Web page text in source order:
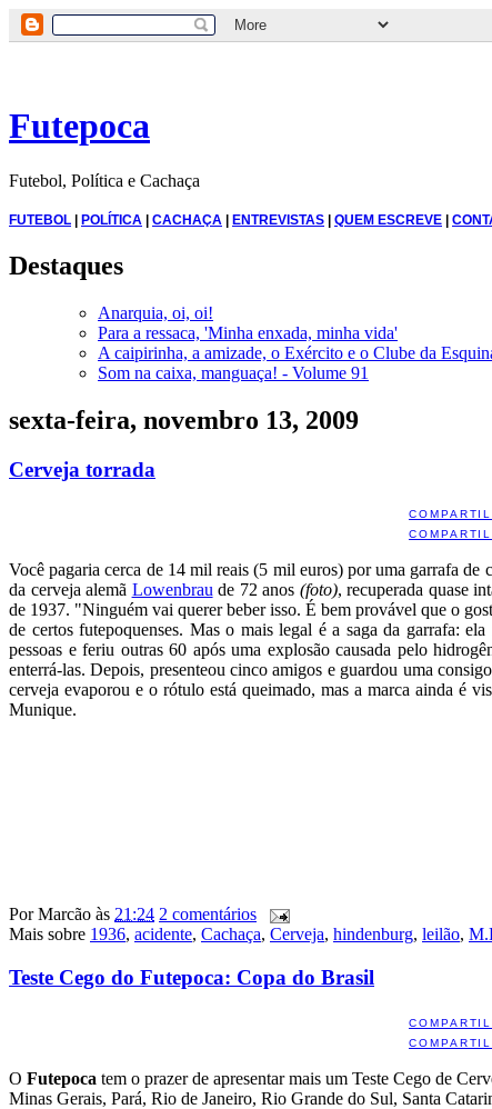
Futepoca
Futebol, Política e Cachaça
FUTEBOL | POLÍTICA | CACHAÇA | ENTREVISTAS | QUEM ESCREVE |
Destaques
Anarquia, oi, oi!
Para a ressaca, 'Minha enxada, minha vida'
A caipirinha, a amizade, o Exército e o Clube da
Som na caixa, manguaça! - Volume 91
sexta-feira, novembro 13, 2009
Cerveja torrada
Você pagaria cerca de 14 mil reais (5 mil euros) por uma garrafa
da cerveja alemã Lowenbrau de 72 anos (foto), recuperada quase
de 1937. "Ninguém vai querer beber isso. É bem provável que o
de certos futepoquenses. Mas o mais legal é a saga da garrafa:
pessoas e feriu outras 60 após uma explosão causada pelo
enterrá-las. Depois, presenteou cinco amigos e guardou uma
cerveja evaporou e o rótulo está queimado, mas a marca ainda é
Munique.
PorMarcão às 21:24 2 comentários
Mais sobre 1936, acidente, Cachaça, Cerveja, hindenburg, leilão,
Teste Cego do Futepoca: Copa do Brasil
O Futepoca tem o prazer de apresentar mais um Teste Cego de
Minas Gerais, Pará, Rio de Janeiro, Rio Grande do Sul, Santa